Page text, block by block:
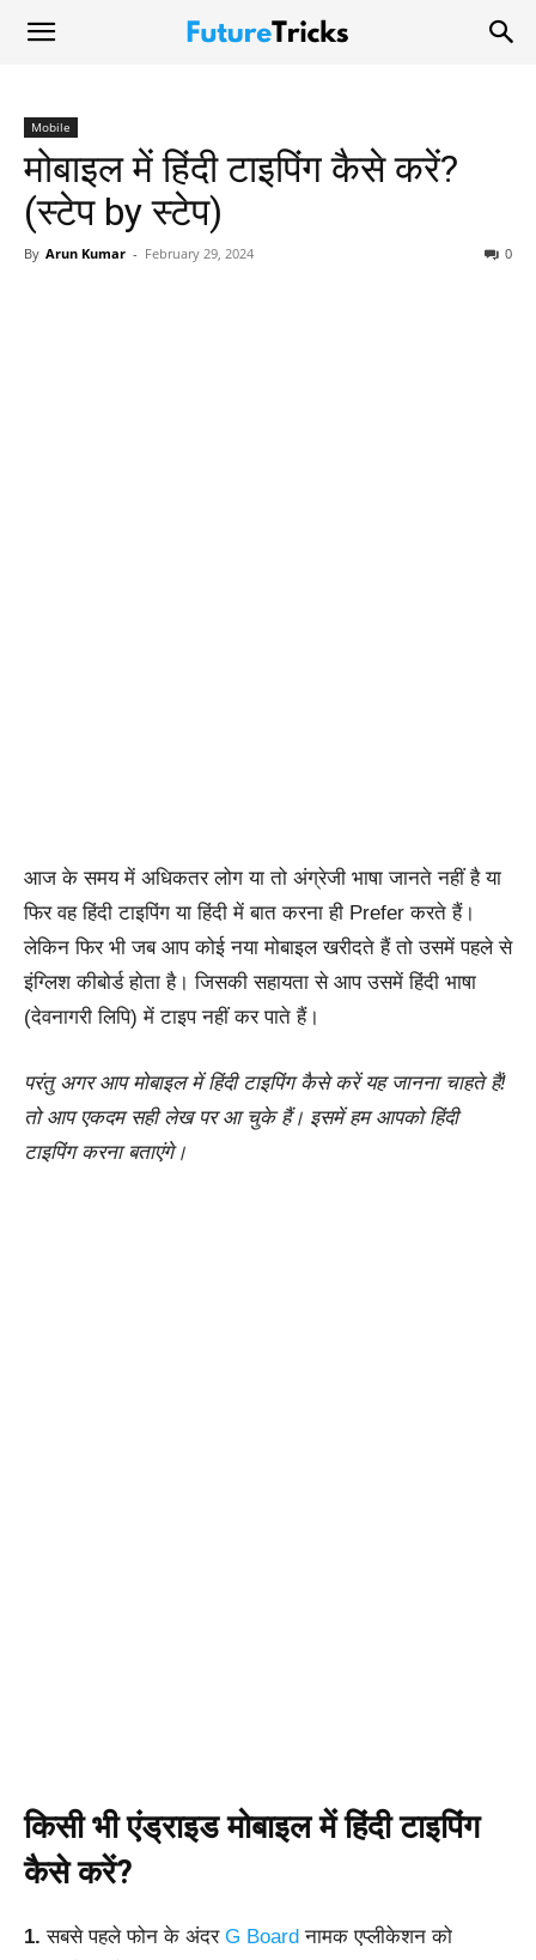
Mobile
मोबाइल में हिंदी टाइपिंग कैसे करें?
(स्टेप by स्टेप)
By Arun Kumar - February 29, 2024 0
आज के समय में अधिकतर लोग या तो अंग्रेजी भाषा जानते नहीं है या
फिर वह हिंदी टाइपिंग या हिंदी में बात करना ही Prefer करते हैं।
लेकिन फिर भी जब आप कोई नया मोबाइल खरीदते हैं तो उसमें पहले से
इंग्लिश कीबोर्ड होता है।जिसकी सहायता से आप उसमें हिंदी भाषा
(देवनागरी लिपि) में टाइप नहीं कर पाते हैं।
परंतु अगर आप मोबाइल में हिंदी टाइपिंग कैसे करें यह जानना चाहते हैं!
तो आप एकदम सही लेख पर आ चुके हैं। इसमें हम आपको हिंदी
टाइपिंग करना बताएंगे।
किसी भी एंड्राइड मोबाइल में हिंदी टाइपिंग
कैसे करें?
1. सबसे पहले फोन के अंदर G Board नामक एप्लीकेशन को